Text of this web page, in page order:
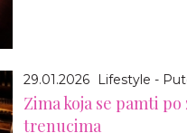
29.01.2026 Lifestyle -
Zima koja se pamti
trenucima